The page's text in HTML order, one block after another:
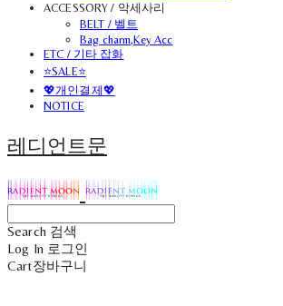
ACCESSORY / 악세사리
BELT / 벨트
Bag charm,Key Acc
ETC / 기타 잡화
⭐SALE⭐
💖개인결제💖
NOTICE
레디언트문
Search 검색
Log In 로그인
Cart장바구니